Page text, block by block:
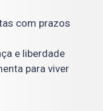
com prazos
e liberdade
para viver